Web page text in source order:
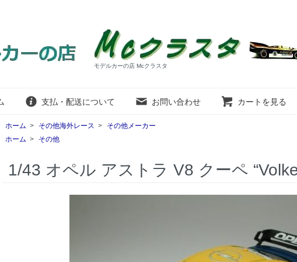
モデルカーの店 Mcクラスタ
支払・配送について お問い合わせ カートを見る
ホーム > その他海外レース >
その他メーカー
ホーム > その他
1/43 オペル アストラ V8 クーペ